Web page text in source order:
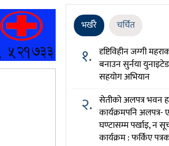
भर्खरै चर्चित
१. दृष्टिविहीन जग्गी
बनाउन सुर्नया
सहयोग अभियान
२. सेतीको अलपत्र भवन
कार्यक्रमपनि अलपत्र-
घण्टासम्म पर्खाइ, न
कार्यक्रम : फर्किए